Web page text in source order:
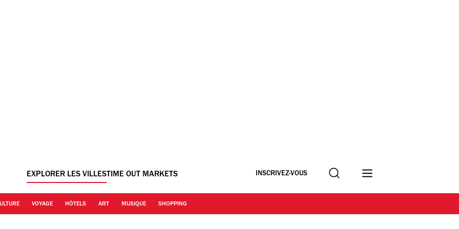
EXPLORER LES VILLESTIME OUT MARKETS INSCRIVEZ-VOUS Recherche
VOYAGE HÔTELS ART MUSIQUE SHOPPING